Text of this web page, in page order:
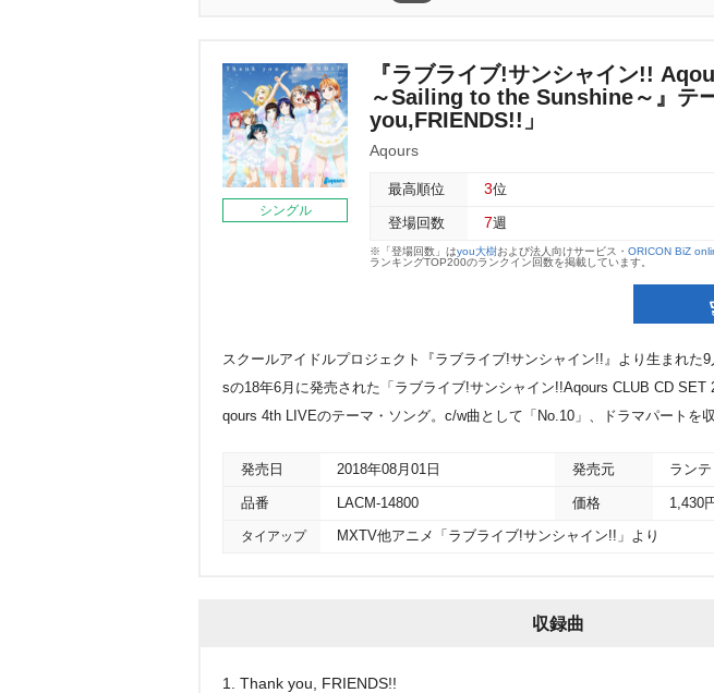
シングル
『ラブライブ!サンシャイン!!
～Sailing to the Sunshine～』テ
you,FRIENDS!!」
Aqours
最高順位 3位
登場回数 7週
※「登場回数」はyou大樹および法人向けサービス・ ORICON BiZ
ランキングTOP200のランクイン回数を掲載しています。
スクールアイドルプロジェクト『ラブライブ!サンシャイン!!』より生まれた
sの18年6月に発売された「ラブライブ!サンシャイン!!Aqours CLUB CD SET
qours 4th LIVEのテーマ・ソング。c/w曲として「No.10」、ドラマパートを収
発売日 2018年08月01日 発売元 ラン
品番 LACM-14800 価格 1,430
タイアップ MXTV他アニメ「ラブライブ!サンシャイン!!」より
収録曲
1. Thank you, FRIENDS!!